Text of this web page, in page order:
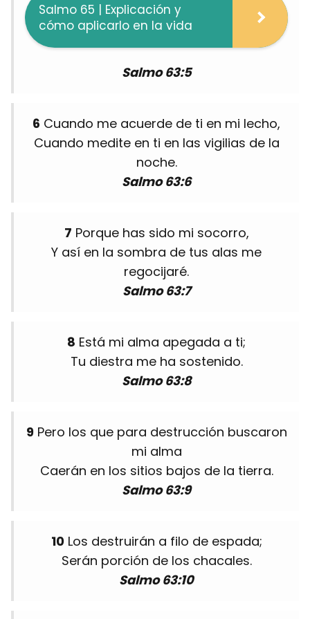
Salmo 65 | Explicación y
cómo aplicarlo en la vida
Salmo 63:5
6 Cuando me acuerde de ti en mi lecho,
Cuando medite en ti en las vigilias de la
noche.
Salmo 63:6
7 Porque has sido mi socorro,
Y así en la sombra de tus alas me
regocijaré.
Salmo 63:7
8 Está mi alma apegada a ti;
Tu diestra me ha sostenido.
Salmo 63:8
9Pero los que para destrucción buscaron
mi alma
Caerán en los sitios bajos de la tierra.
Salmo 63:9
10Los destruirán a filo de espada;
Serán porción de los chacales.
Salmo 63:10